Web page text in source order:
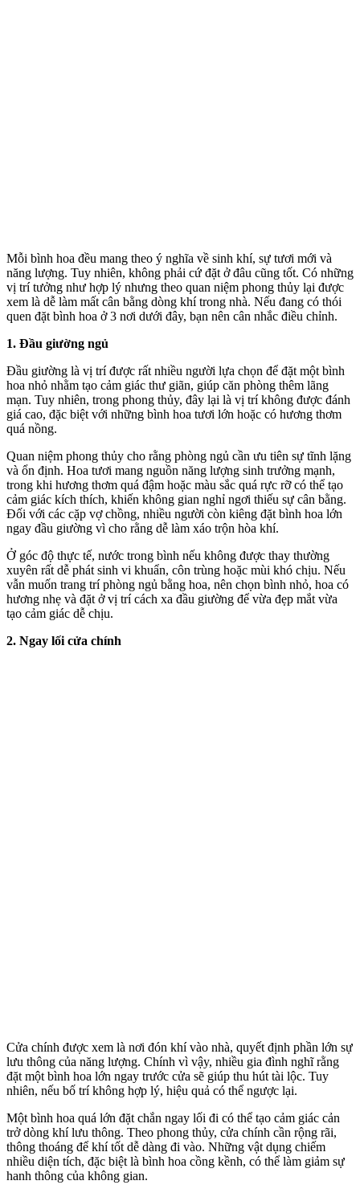
Mỗi bình hoa đều mang theo ý nghĩa về sinh khí, sự tươi mới và
năng lượng. Tuy nhiên, không phải cứ đặt ở đâu cũng tốt. Có những
vị trí tưởng như hợp lý nhưng theo quan niệm phong thủy lại được
xem là dễ làm mất cân bằng dòng khí trong nhà. Nếu đang có thói
quen đặt bình hoa ở 3 nơi dưới đây, bạn nên cân nhắc điều chỉnh.
1. Đầu giường ngủ
Đầu giường là vị trí được rất nhiều người lựa chọn để đặt một bình
hoa nhỏ nhằm tạo cảm giác thư giãn, giúp căn phòng thêm lãng
mạn. Tuy nhiên, trong phong thủy, đây lại là vị trí không được đánh
giá cao, đặc biệt với những bình hoa tươi lớn hoặc có hương thơm
quá nồng.
Quan niệm phong thủy cho rằng phòng ngủ cần ưu tiên sự tĩnh lặng
và ổn định. Hoa tươi mang nguồn năng lượng sinh trưởng mạnh,
trong khi hương thơm quá đậm hoặc màu sắc quá rực rỡ có thể tạo
cảm giác kíc‌h thí‌ch, khiến không gian nghỉ ngơi thiếu sự cân bằng.
Đối với các cặp vợ chồng, nhiều người còn kiêng đặt bình hoa lớn
ngay đầu giường vì cho rằng dễ làm xáo trộn hòa khí.
Ở góc độ thực tế, nước trong bình nếu không được thay thường
xuyên rất dễ phát sinh vi khuẩn, côn trùng hoặc mùi khó chịu. Nếu
vẫn muốn trang trí phòng ngủ bằng hoa, nên chọn bình nhỏ, hoa có
hương nhẹ và đặt ở vị trí cách xa đầu giường để vừa đẹp mắt vừa
tạo cảm giác dễ chịu.
2. Ngay lối cửa chính
Cửa chính được xem là nơi đón khí vào nhà, quyết định phần lớn sự
lưu thông của năng lượng. Chính vì vậy, nhiều gia đình nghĩ rằng
đặt một bình hoa lớn ngay trước cửa sẽ giúp thu hút tài lộc. Tuy
nhiên, nếu bố trí không hợp lý, hiệu quả có thể ngược lại.
Một bình hoa quá lớn đặt chắn ngay lối đi có thể tạo cảm giác cản
trở dòng khí lưu thông. Theo phong thủy, cửa chính cần rộng rãi,
thông thoáng để khí tốt dễ dàng đi vào. Những vật dụng chiếm
nhiều diện tích, đặc biệt là bình hoa cồng kềnh, có thể làm giảm sự
hanh thông của không gian.